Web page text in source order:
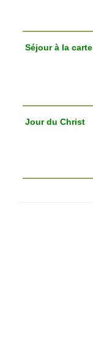
Séjour à la carte
Jour du Christ